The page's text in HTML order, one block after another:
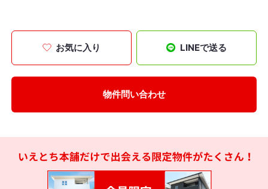
お気に入り LINEで送る
物件問い合わせ